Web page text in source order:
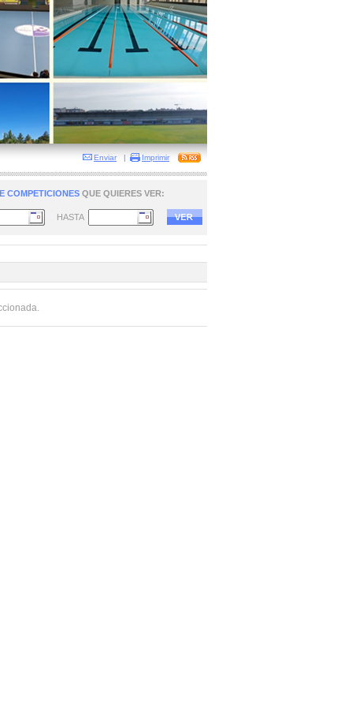
Enviar | Imprimir
COMPETICIONES QUE QUIERES VER:
HASTA